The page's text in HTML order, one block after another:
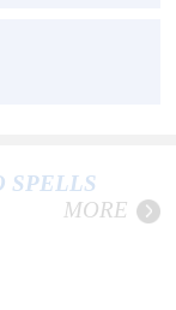
SPELLS
MORE